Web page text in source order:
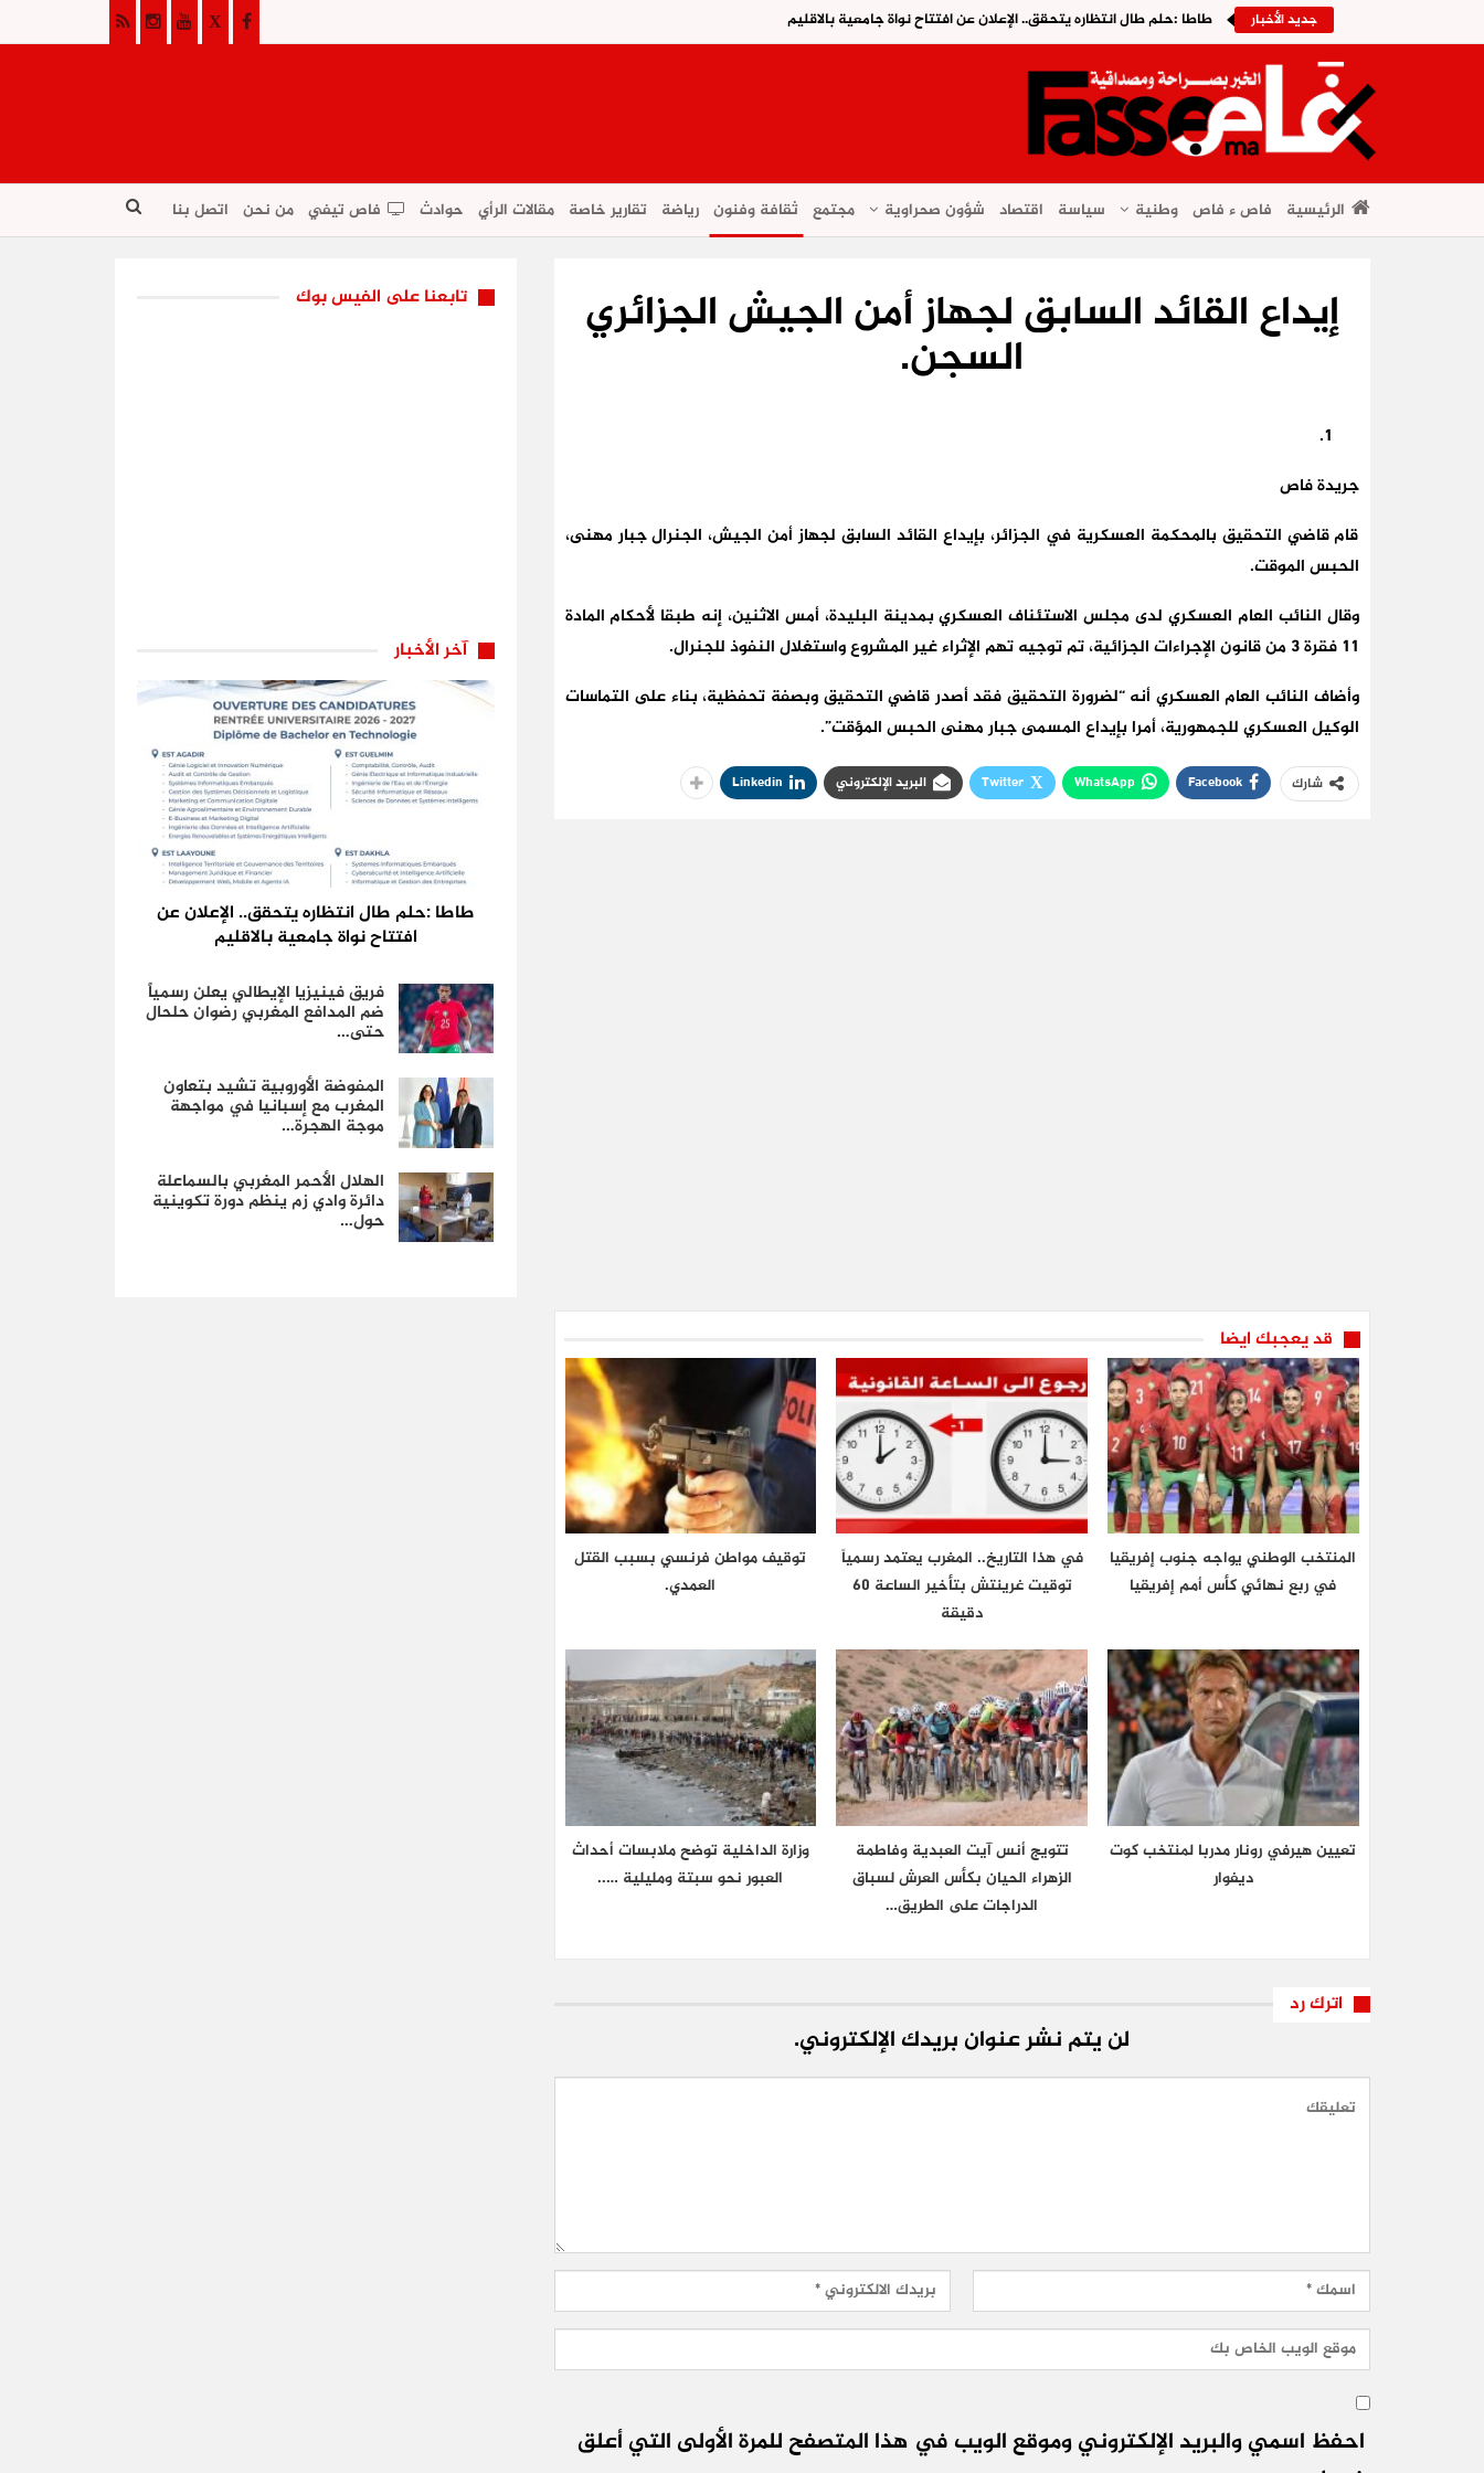
جديد الأخبار طاطا :حلم طال انتظاره يتحقق.. الإعلان عن افتتاح نواة جامعية بالاقليم
الرئيسية فاص ء فاص وطنية سياسة اقتصاد شؤون صحراوية مجتمع ثقافة وفنون رياضة تقارير خاصة مقالات الرأي حوادث فاص تيفي من نحن اتصل بنا
إيداع القائد السابق لجهاز أمن الجيش الجزائري
السجن.
جريدة فاص
قام قاضي التحقيق بالمحكمة العسكرية في الجزائر، بإيداع القائد السابق لجهاز أمن الجيش، الجنرال جبار مهنى،
الحبس الموقت.
وقال النائب العام العسكري لدى مجلس الاستئناف العسكري بمدينة البليدة، أمس الاثنين، إنه طبقا لأحكام المادة
11 فقرة 3 من قانون الإجراءات الجزائية، تم توجيه تهم الإثراء غير المشروع واستغلال النفوذ للجنرال.
وأضاف النائب العام العسكري أنه “لضرورة التحقيق فقد أصدر قاضي التحقيق وبصفة تحفظية، بناء على التماسات
الوكيل العسكري للجمهورية، أمرا بإيداع المسمى جبار مهنى الحبس المؤقت”.
شارك Facebook
WhatsApp
Twitter البريد الإلكتروني Linkedin
قد يعجبك ايضا
المنتخب الوطني يواجه جنوب إفريقيا
في ربع نهائي كأس أمم إفريقيا
في هذا التاريخ.. المغرب يعتمد رسمياً
توقيت غرينتش بتأخير الساعة 60
دقيقة
توقيف مواطن فرنسي بسبب القتل
العمدي.
تعيين هيرفي رونار مدربا لمنتخب كوت
ديفوار
تتويج أنس آيت العبدية وفاطمة
الزهراء الحيان بكأس العرش لسباق
الدراجات على الطريق…
وزارة الداخلية توضح ملابسات أحداث
العبور نحو سبتة ومليلية …..
اترك رد
لن يتم نشر عنوان بريدك الإلكتروني.
احفظ اسمي والبريد الإلكتروني وموقع الويب في هذا المتصفح للمرة الأولى التي أعلق
تابعنا على الفيس بوك
آخر الأخبار
طاطا :حلم طال انتظاره يتحقق.. الإعلان عن
افتتاح نواة جامعية بالاقليم
فريق فينيزيا الإيطالي يعلن رسمياً
ضم المدافع المغربي رضوان حلحال
حتى…
المفوضة الأوروبية تشيد بتعاون
المغرب مع إسبانيا في مواجهة
موجة الهجرة…
الهلال الأحمر المغربي بالسماعلة
دائرة وادي زم ينظم دورة تكوينية
حول…